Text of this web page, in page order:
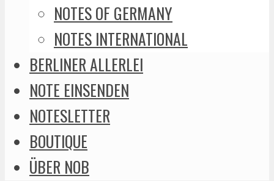
NOTES OF GERMANY
NOTES INTERNATIONAL
BERLINER ALLERLEI
NOTE EINSENDEN
NOTESLETTER
BOUTIQUE
ÜBER NOB